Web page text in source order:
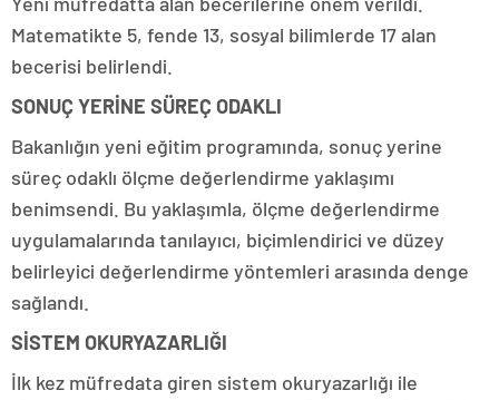
Matematikte 5, fende 13, sosyal bilimlerde 17 alan
becerisi belirlendi.
SONUÇ YERİNE SÜREÇ ODAKLI
Bakanlığın yeni eğitim programında, sonuç yerine
süreç odaklı ölçme değerlendirme yaklaşımı
benimsendi. Bu yaklaşımla, ölçme değerlendirme
uygulamalarında tanılayıcı, biçimlendirici ve düzey
belirleyici değerlendirme yöntemleri arasında denge
sağlandı.
SİSTEM OKURYAZARLIĞI
İlk kez müfredata giren sistem okuryazarlığı ile